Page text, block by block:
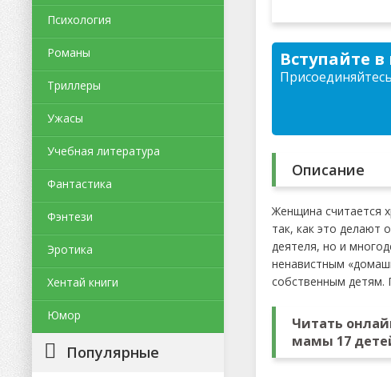
Психология
Романы
Триллеры
Ужасы
Учебная литература
Фантастика
Фэнтези
Эротика
Хентай книги
Юмор
Популярные
Вступайте
Описание
Женщина считается
так, как это делают
деятеля, но и
ненавистным
собственным детям.
Читать
мамы 17